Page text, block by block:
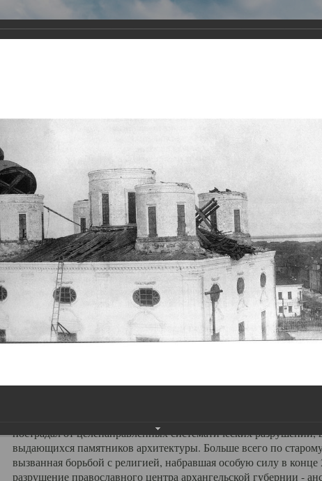
Земли
Сайт создан по
Наследники Галерея
Главная Галерея Храмы-мученики Архангельска Свято-
Свято-Троицкий
Свято-Троицкий собор Архангельска
Сегодня мы можем говорить, что Архангельск в большей мере,
пострадал от целенаправленных систематических
выдающихся памятников архитектуры. Больше всего по
вызванная борьбой с религией, набравшая особую силу в
разрушение православного центра архангельской губернии -